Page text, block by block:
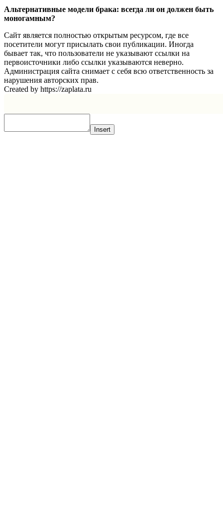
Альтернативные модели брака: всегда ли он должен быть
моногамным?
Сайт является полностью открытым ресурсом, где все
посетители могут присылать свои публикации. Иногда
бывает так, что пользователи не указывают ссылки на
первоисточники либо ссылки указываются неверно.
Администрация сайта снимает с себя всю ответственность за
нарушения авторских прав.
Created by https://zaplata.ru
Insert